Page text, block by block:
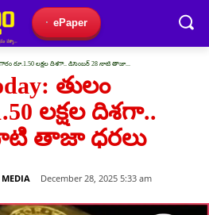
ePaper
రూ.1.50 లక్షల దిశగా.. డిసెంబర్ 28 నాటి తాజా...
తులం
లక్షల దిశగా..
తాజా ధరలు
December 28, 2025 5:33 am